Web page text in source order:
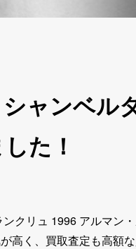
ャンベ
た！
クリュ 1996 アルマン
高く、買取査定も高